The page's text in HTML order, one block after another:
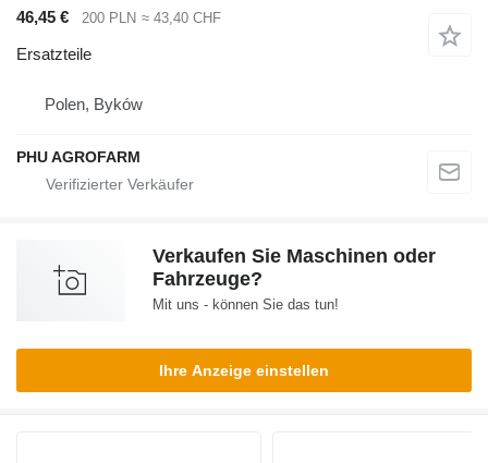
46,45 € 200 PLN ≈ 43,40 CHF
Ersatzteile
Polen, Byków
PHU AGROFARM
Verkaufen Sie Maschinen oder
Fahrzeuge?
Mit uns - können Sie das tun!
Ihre Anzeige einstellen